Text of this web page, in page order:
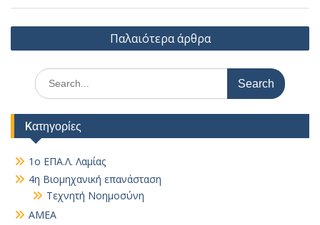
Πλοήγηση
άρθρων
Παλαιότερα άρθρα
Search
for:
Kατηγορίες
1ο ΕΠΑ.Λ. Λαμίας
4η Βιομηχανική επανάσταση
Τεχνητή Νοημοσύνη
AMEA